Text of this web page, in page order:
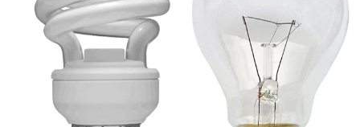
STORIA E CITAZIONI
INTRATTENIMENTO